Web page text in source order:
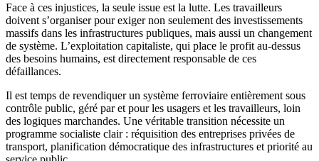
Face à ces injustices, la seule issue est la lutte. Les travailleurs
doivent s’organiser pour exiger non seulement des investissements
massifs dans les infrastructures publiques, mais aussi un changement
de système. L’exploitation capitaliste, qui place le profit au-dessus
des besoins humains, est directement responsable de ces
défaillances.
Il est temps de revendiquer un système ferroviaire entièrement sous
contrôle public, géré par et pour les usagers et les travailleurs, loin
des logiques marchandes. Une véritable transition nécessite un
programme socialiste clair : réquisition des entreprises privées de
transport, planification démocratique des infrastructures et priorité au